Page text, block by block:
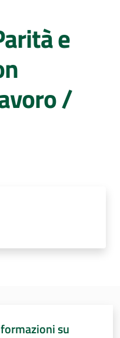
e
/
su